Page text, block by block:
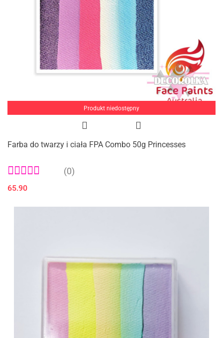
Produkt niedostępny
Farba do twarzy i ciała FPA Combo 50g Princesses
(0)
65.90